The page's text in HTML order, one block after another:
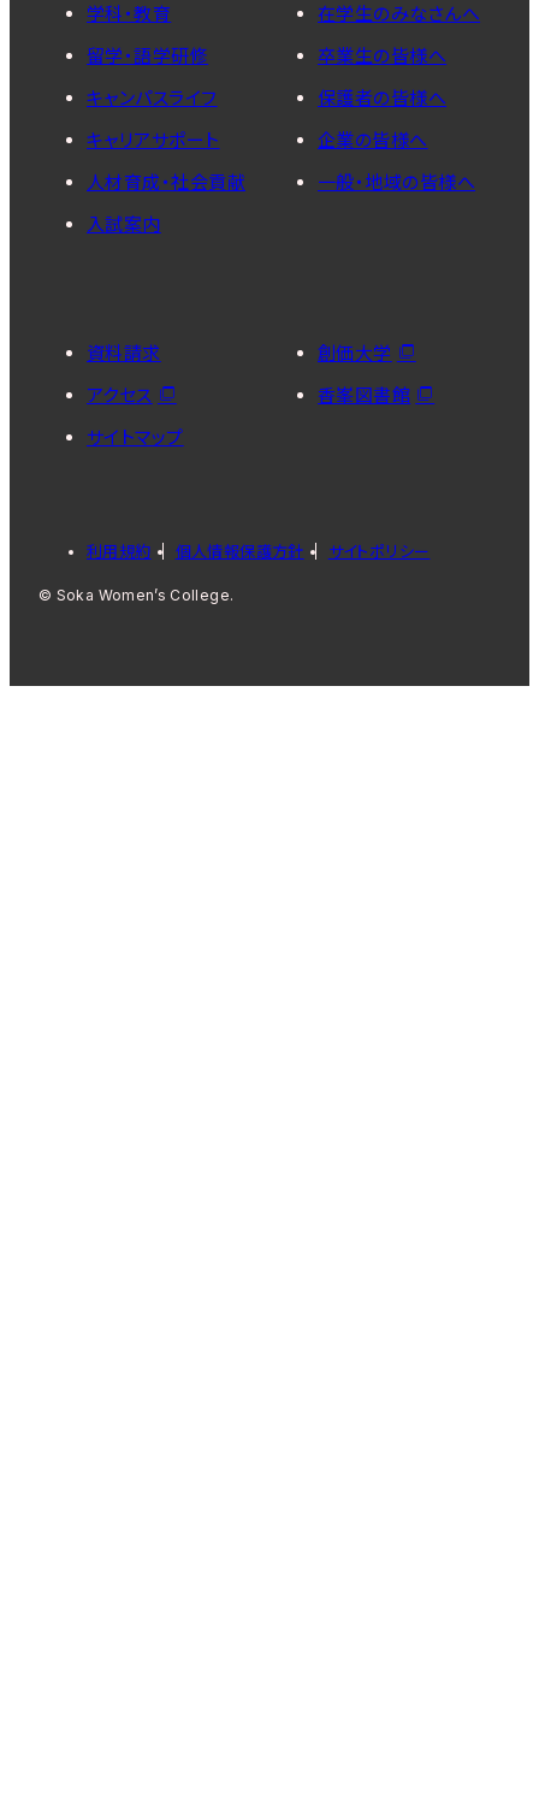
学科・教育
留学・語学研修
キャンパスライフ
キャリアサポート
人材育成・社会貢献
入試案内
在学生のみなさんへ
卒業生の皆様へ
保護者の皆様へ
企業の皆様へ
一般・地域の皆様へ
資料請求
アクセス
サイトマップ
創価大学
香峯図書館
利用規約 個人情報保護方針 サイトポリシー
© Soka Women’s College.